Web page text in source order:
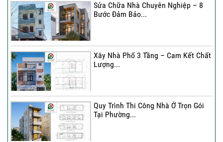
Sửa Chữa Nhà Chuyên Nghiệp – 8
Bước Đảm Bảo...
Xây Nhà Phố 3 Tầng – Cam Kết Chất
Lượng...
Quy Trình Thi Công Nhà Ở Trọn Gói
Tại Phường...